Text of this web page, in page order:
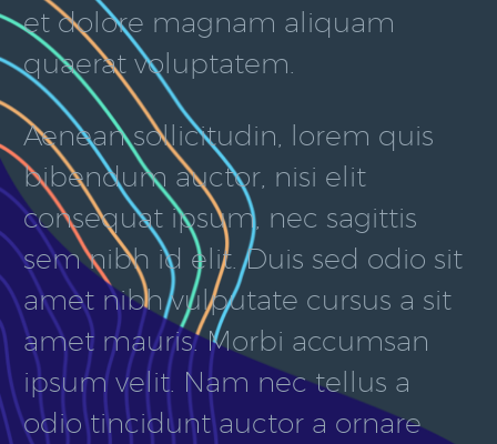
et dolore magnam aliquam
quaerat voluptatem.
Aenean sollicitudin, lorem quis
bibendum auctor, nisi elit
consequat ipsum, nec sagittis
sem nibh id elit. Duis sed odio sit
amet nibh vulputate cursus a sit
amet mauris. Morbi accumsan
ipsum velit. Nam nec tellus a
odio tincidunt auctor a ornare